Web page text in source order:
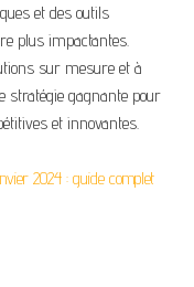
et des outils
plus impactantes.
sur mesure et à
stratégie gagnante pour
et innovantes.
2024 : guide complet